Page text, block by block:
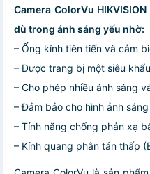
Camera ColorVu
dù trong ánh sáng yếu nhờ:
– Ống kính tiên tiến và cảm
– Được trang bị một siêu
– Cho phép nhiều ánh sáng
– Đảm bảo cho hình ảnh sáng
– Tính năng chống phản xạ
– Kính quang phân tán thấp